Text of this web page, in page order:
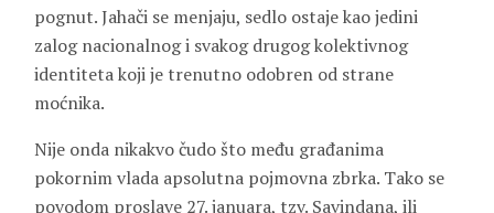
pognut. Jahači se menjaju, sedlo ostaje kao jedini
zalog nacionalnog i svakog drugog kolektivnog
identiteta koji je trenutno odobren od strane
moćnika.
Nije onda nikakvo čudo što među građanima
pokornim vlada apsolutna pojmovna zbrka. Tako se
povodom proslave 27. januara, tzv. Savindana, ili